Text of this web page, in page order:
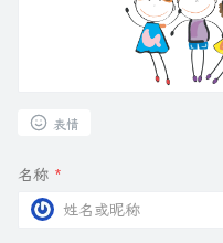
表情
名称 *